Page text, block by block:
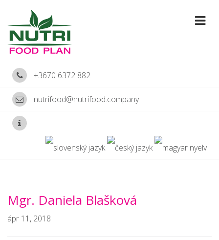
+3670 6372 882
nutrifood@nutrifood.company
Mgr. Daniela Blašková
ápr 11, 2018 |